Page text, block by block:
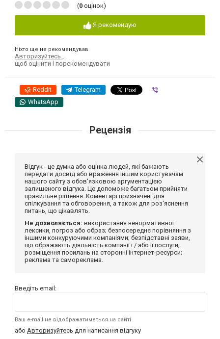
(0 оцінок)
Я рекомендую
Ніхто ще не рекомендував
Авторизуйтесь
щоб оцінити і порекомендувати
Reddit Telegram
WhatsApp
Рецензія
Відгук - це думка або оцінка людей, які бажають
передати досвід або враження іншим користувачам
нашого сайту з обов'язковою аргументацією
залишеного відгука. Це допоможе багатьом прийняти
правильне рішення. Коментарі призначені для
спілкування та обговорення, а також для роз'яснення
питань, що цікавлять.
Не дозволяється: використання ненормативної
лексики, погроз або образ; безпосереднє порівняння з
іншими конкуруючими компаніями; безпідставні заяви,
що ображають діяльність компанії і / або її послуги;
розміщення посилань на сторонні інтернет-ресурси;
реклама та самореклама.
Введіть email:
Ваш e-mail не відображатиметься на сайті
або Авторизуйтесь для написання відгуку